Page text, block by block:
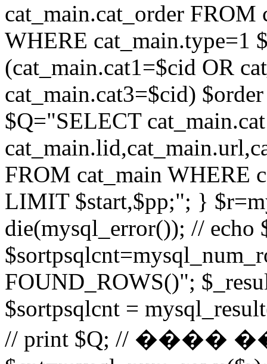
cat_main.cat_order
WHERE cat_main.type=1
(cat_main.cat1=$cid OR
cat_main.cat3=$cid)
$Q="SELECT
FROM cat_main WHERE
LIMIT $start,$pp;"; }
die(mysql_error()); // echo
FOUND_ROWS()";
$sortpsqlcnt =
// print $Q; //